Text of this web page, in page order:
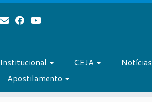
Institucional CEJA Notícias
Apostilamento